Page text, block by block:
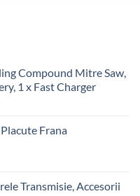
Compound Mitre Saw,
1 x Fast Charger
Frana
Transmisie, Accesorii